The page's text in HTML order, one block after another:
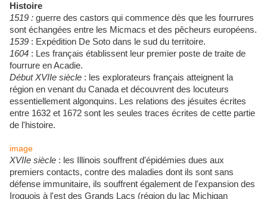
Histoire
1519 : guerre des castors qui commence dès que les fourrures
sont échangées entre les Micmacs et des pêcheurs européens.
1539 : Expédition De Soto dans le sud du territoire.
1604 : Les français établissent leur premier poste de traite de
fourrure en Acadie.
Début XVIIe siècle : les explorateurs français atteignent la
région en venant du Canada et découvrent des locuteurs
essentiellement algonquins. Les relations des jésuites écrites
entre 1632 et 1672 sont les seules traces écrites de cette partie
de l'histoire.
image
XVIIe siècle : les Illinois souffrent d'épidémies dues aux
premiers contacts, contre des maladies dont ils sont sans
défense immunitaire, ils souffrent également de l'expansion des
Iroquois à l'est des Grands Lacs (région du lac Michigan